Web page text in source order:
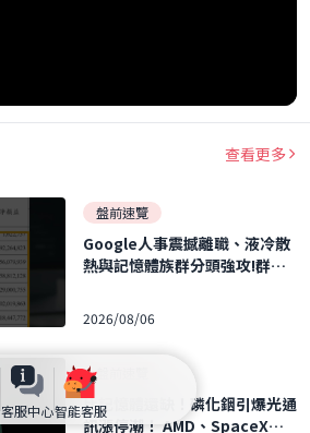
客服中心智能客服
查看更多
盤前速覽
Google人事震撼離職、液冷散
熱與記憶體族群分頭強攻!群聯
｜2026.08.06
2026/08/06
盤前速覽
比記憶體還缺！磷化銦引爆光通
訊漲停潮！ AMD、SpaceX財